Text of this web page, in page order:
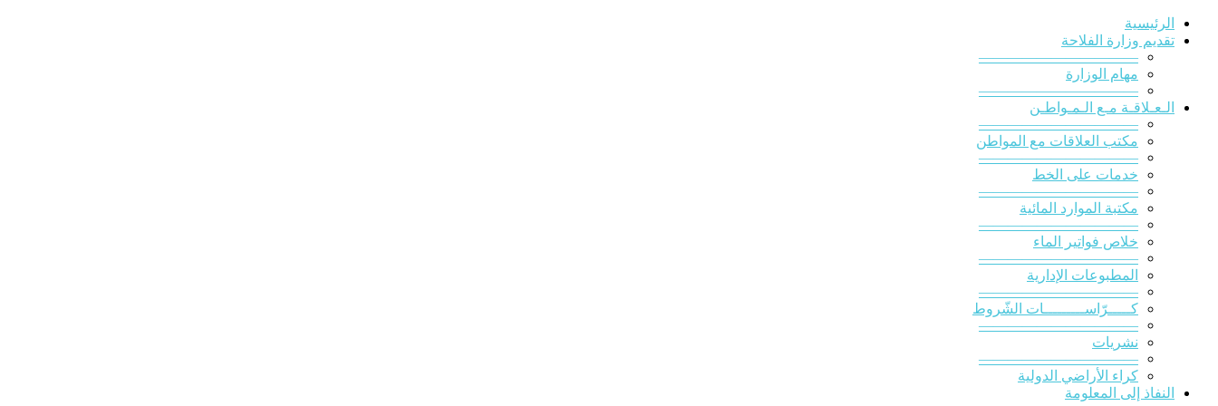
الرئيسية
تقديم وزارة الفلاحة
———————————
مهام الوزارة
———————————
الـعـلاقـة مـع الـمـواطـن
———————————
مكتب العلاقات مع المواطن
———————————
خدمات على الخط
———————————
مكتبة الموارد المائية
———————————
خلاص فواتير الماء
———————————
المطبوعات الإدارية
———————————
كـــــرّاســـــــــات الشّروط
———————————
نشريات
———————————
كراء الأراضي الدولية
النفاذ إلى المعلومة